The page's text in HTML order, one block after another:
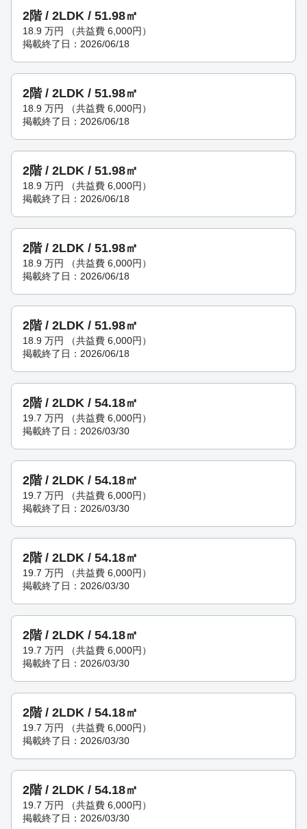
2階 / 2LDK / 51.98㎡
18.9 万円
（共益費 6,000円）
掲載終了日：2026/06/18
2階 / 2LDK / 51.98㎡
18.9 万円
（共益費 6,000円）
掲載終了日：2026/06/18
2階 / 2LDK / 51.98㎡
18.9 万円
（共益費 6,000円）
掲載終了日：2026/06/18
2階 / 2LDK / 51.98㎡
18.9 万円
（共益費 6,000円）
掲載終了日：2026/06/18
2階 / 2LDK / 51.98㎡
18.9 万円
（共益費 6,000円）
掲載終了日：2026/06/18
2階 / 2LDK / 54.18㎡
19.7 万円
（共益費 6,000円）
掲載終了日：2026/03/30
2階 / 2LDK / 54.18㎡
19.7 万円
（共益費 6,000円）
掲載終了日：2026/03/30
2階 / 2LDK / 54.18㎡
19.7 万円
（共益費 6,000円）
掲載終了日：2026/03/30
2階 / 2LDK / 54.18㎡
19.7 万円
（共益費 6,000円）
掲載終了日：2026/03/30
2階 / 2LDK / 54.18㎡
19.7 万円
（共益費 6,000円）
掲載終了日：2026/03/30
2階 / 2LDK / 54.18㎡
19.7 万円
（共益費 6,000円）
掲載終了日：2026/03/30